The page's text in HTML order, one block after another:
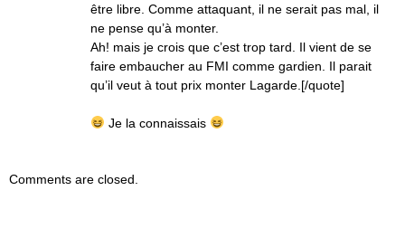
être libre. Comme attaquant, il ne serait pas mal, il
ne pense qu’à monter.
Ah! mais je crois que c’est trop tard. Il vient de se
faire embaucher au FMI comme gardien. Il parait
qu’il veut à tout prix monter Lagarde.[/quote]
Je la connaissais
Comments are closed.